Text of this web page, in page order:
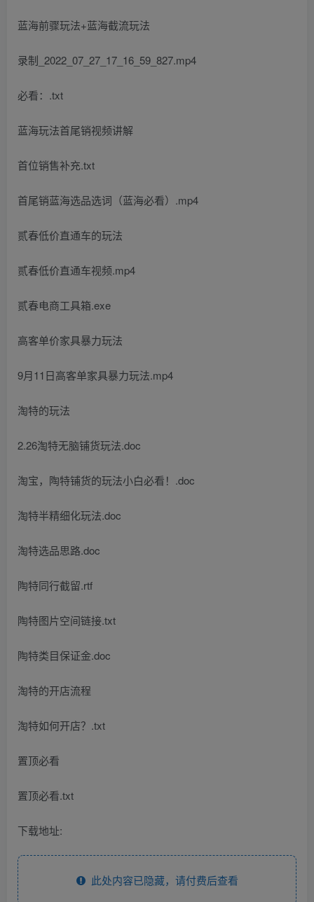
蓝海前骤玩法+蓝海截流玩法
录制_2022_07_27_17_16_59_827.mp4
必看：.txt
蓝海玩法首尾销视频讲解
首位销售补充.txt
首尾销蓝海选品选词（蓝海必看）.mp4
贰春低价直通车的玩法
贰春低价直通车视频.mp4
贰春电商工具箱.exe
高客单价家具暴力玩法
9月11日高客单家具暴力玩法.mp4
淘特的玩法
2.26淘特无脑铺货玩法.doc
淘宝，陶特铺货的玩法小白必看！.doc
淘特半精细化玩法.doc
淘特选品思路.doc
陶特同行截留.rtf
陶特图片空间链接.txt
陶特类目保证金.doc
淘特的开店流程
淘特如何开店？.txt
置顶必看
置顶必看.txt
下载地址:
此处内容已隐藏，请付费后查看